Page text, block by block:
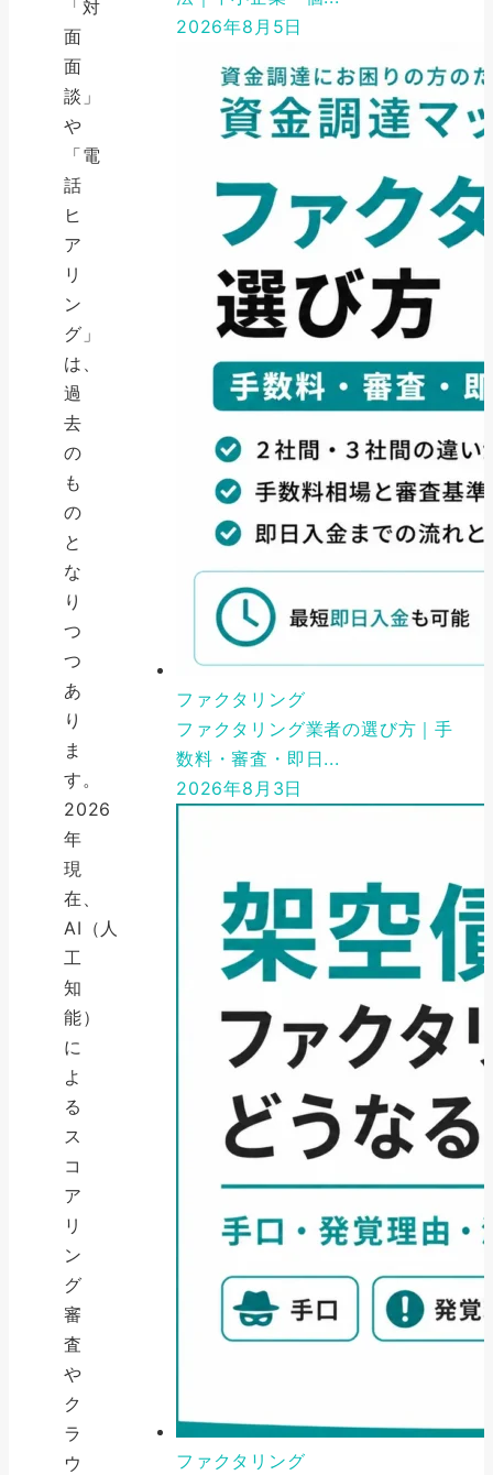
「対
面
面
談」
や
「電
話
ヒ
ア
リ
ン
グ」
は、
過
去
の
も
の
と
な
り
つ
つ
あ
り
ま
す。
2026
年
現
在、
AI（人
工
知
能）
に
よ
る
ス
コ
ア
リ
ン
グ
審
査
や
ク
ラ
ウ
2026年8月5日
ファクタリング
ファクタリング業者の選び方｜手
数料・審査・即日...
2026年8月3日
ファクタリング